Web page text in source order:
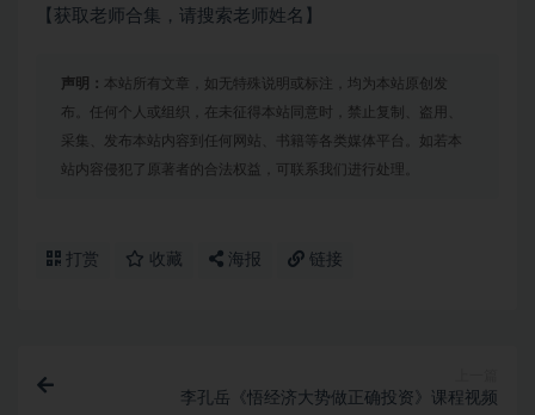
【获取老师合集，请搜索老师姓名】
声明： 本站所有文章，如无特殊说明或标注，均为本站原创发
布。任何个人或组织，在未征得本站同意时，禁止复制、盗用、
采集、发布本站内容到任何网站、书籍等各类媒体平台。如若本
站内容侵犯了原著者的合法权益，可联系我们进行处理。
打赏 收藏 海报 链接
李孔岳《悟经济大势做正确投资》课程视频